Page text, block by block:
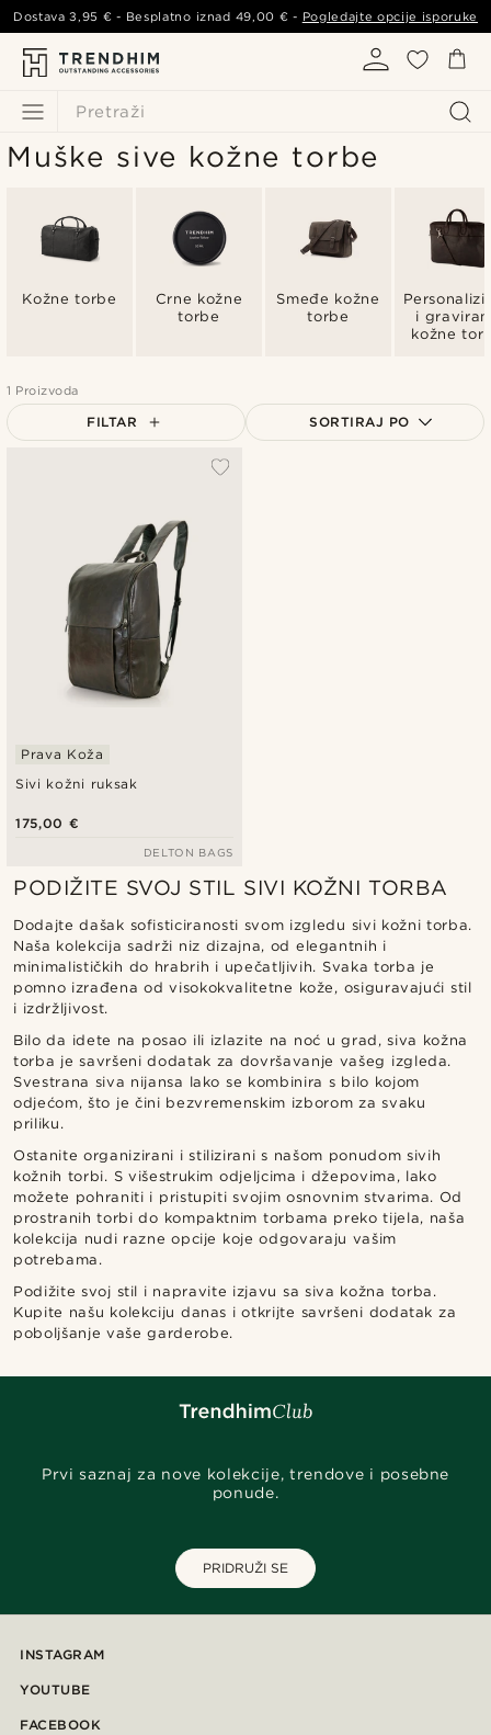
Pretraži
Dostava3,95 € - Besplatno iznad 49,00 € - Pogledajte opcije isporuke
Muške sive kožne torbe
Kožne torbe
Crne kožne
torbe
Smeđe kožne
torbe
i
kožne
1 Proizvoda
FILTAR SORTIRAJ PO
Sivi kožni ruksak
Prava Koža
175,00 €
DELTON BAGS
PODIŽITE SVOJ STIL SIVI KOŽNI TORBA
Dodajte dašak sofisticiranosti svom izgledu sivi kožni torba.
Naša kolekcija sadrži niz dizajna, od elegantnih i
minimalističkih do hrabrih i upečatljivih. Svaka torba je
pomno izrađena od visokokvalitetne kože, osiguravajući stil
i izdržljivost.
Bilo da idete na posao ili izlazite na noć u grad, siva kožna
torba je savršeni dodatak za dovršavanje vašeg izgleda.
Svestrana siva nijansa lako se kombinira s bilo kojom
odjećom, što je čini bezvremenskim izborom za svaku
priliku.
Ostanite organizirani i stilizirani s našom ponudom sivih
kožnih torbi. S višestrukim odjeljcima i džepovima, lako
možete pohraniti i pristupiti svojim osnovnim stvarima. Od
prostranih torbi do kompaktnim torbama preko tijela, naša
kolekcija nudi razne opcije koje odgovaraju vašim
potrebama.
Podižite svoj stil i napravite izjavu sa siva kožna torba.
Kupite našu kolekciju danas i otkrijte savršeni dodatak za
poboljšanje vaše garderobe.
Prvi saznaj za nove kolekcije, trendove i posebne
ponude.
PRIDRUŽI SE
INSTAGRAM
YOUTUBE
FACEBOOK